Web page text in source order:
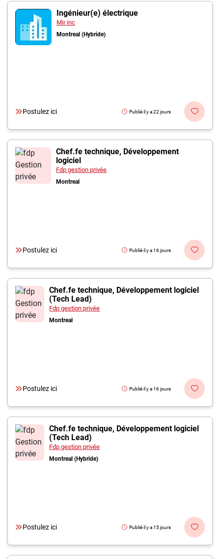
Ingénieur(e) électrique
Mir inc
Montreal (Hybride)
Postulez ici Publié il y a 22 jours
Chef.fe technique, Développement
logiciel
Fdp gestion privée
Montreal
Postulez ici Publié il y a 16 jours
Chef.fe technique, Développement logiciel
(Tech Lead)
Fdp gestion privée
Montreal
Postulez ici Publié il y a 16 jours
Chef.fe technique, Développement logiciel
(Tech Lead)
Fdp gestion privée
Montreal (Hybride)
Postulez ici Publié il y a 15 jours